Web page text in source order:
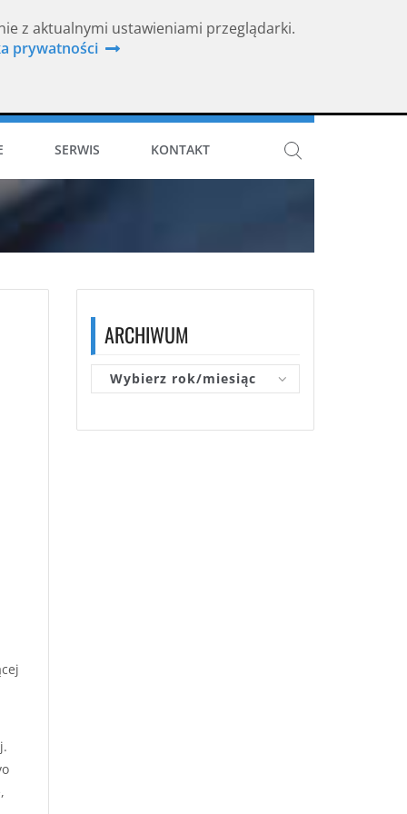
SERWIS KONTAKT
ARCHIWUM
Wybierz rok/miesiąc
z aktualnymi ustawieniami przeglądarki.
prywatności